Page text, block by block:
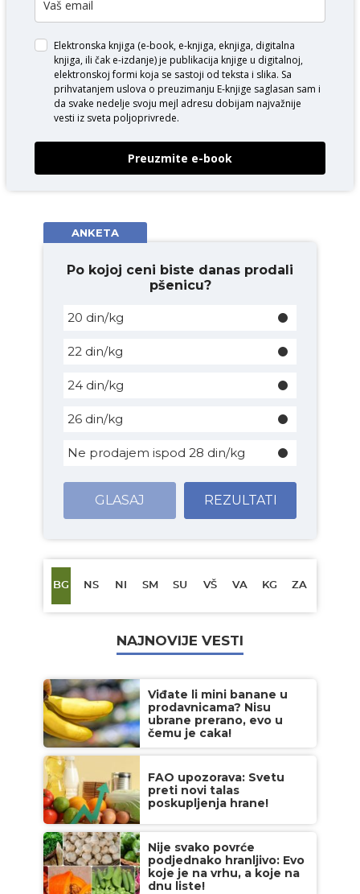
Elektronska knjiga (e-book, e-knjiga, eknjiga, digitalna
knjiga, ili čak e-izdanje) je publikacija knjige u digitalnoj,
elektronskoj formi koja se sastoji od teksta i slika. Sa
prihvatanjem uslova o preuzimanju E-knjige saglasan sam i
da svake nedelje svoju mejl adresu dobijam najvažnije
vesti iz sveta poljoprivrede.
Preuzmite e-book
ANKETA
Po kojoj ceni biste danas prodali
pšenicu?
20 din/kg
22 din/kg
24 din/kg
26 din/kg
Ne prodajem ispod 28 din/kg
GLASAJ REZULTATI
BG NS NI SM SU VŠ VA KG ZA
NAJNOVIJE VESTI
Viđate li mini banane u
prodavnicama? Nisu
ubrane prerano, evo u
čemu je caka!
FAO upozorava: Svetu
preti novi talas
poskupljenja hrane!
Nije svako povrće
podjednako hranljivo: Evo
koje je na vrhu, a koje na
dnu liste!